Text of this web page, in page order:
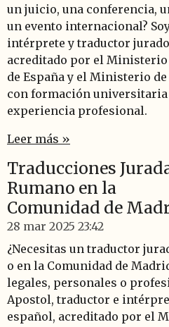
un juicio, una conferencia,
un evento internacional?
intérprete y traductor
acreditado por el
de España y el Ministerio
con formación
experiencia profesional.
Leer más »
Traducciones
Rumano en la
Comunidad de
28 mar 2025 23:42
¿Necesitas un traductor
o en la Comunidad de
legales, personales o
Apostol, traductor e
español, acreditado por el